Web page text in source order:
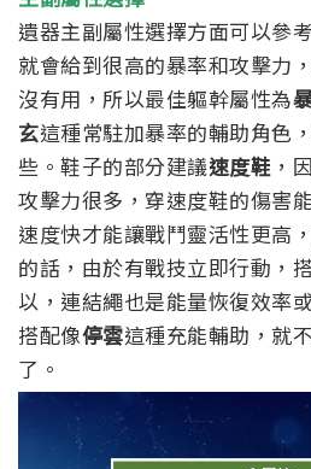
遺器主副屬性選擇方面可以參
就會給到很高的暴率和攻擊力
沒有用，所以最佳軀幹屬性為
玄這種常駐加暴率的輔助角色
些。鞋子的部分建議速度鞋 ，
攻擊力很多，穿速度鞋的傷害
速度快才能讓戰鬥靈活性更高
的話，由於有戰技立即行動，
以，連結繩也是能量恢復效率
搭配像停雲這種充能輔助，就
了。